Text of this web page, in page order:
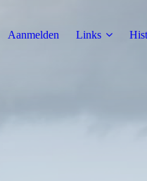
Aanmelden Links